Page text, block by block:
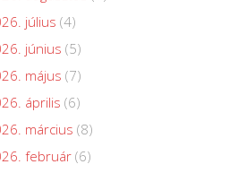
július (4)
június (5)
május (7)
április (6)
március (8)
február(6)